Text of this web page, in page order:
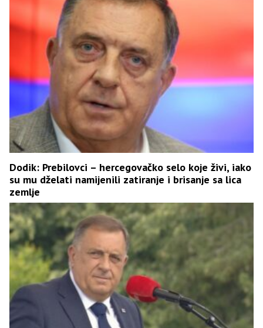
Dodik: Prebilovci – hercegovačko selo koje živi, iako
su mu dželati namijenili zatiranje i brisanje sa lica
zemlje